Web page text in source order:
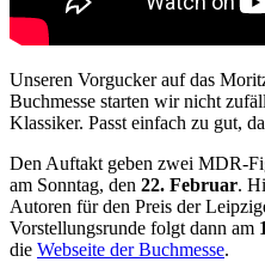
Unseren Vorgucker auf das
Buchmesse starten wir nicht
Klassiker. Passt einfach zu gut,
Den Auftakt geben zwei MDR-
am Sonntag, den 22. Februar.
Autoren für den Preis der
Vorstellungsrunde folgt dann am
die Webseite der Buchmesse.